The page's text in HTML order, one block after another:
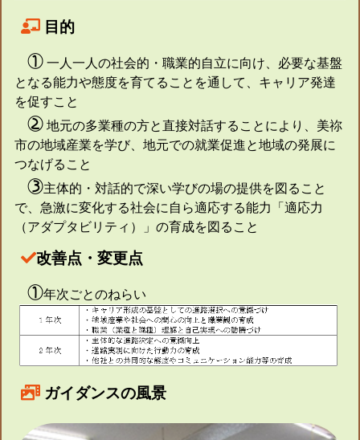
目的
① 一人一人の社会的・職業的自立に向け、必要な基盤
となる能力や態度を育てることを通して、キャリア発達
を促すこと
② 地元の多業種の方と直接対話することにより、美祢
市の地域産業を学び、地元での就業促進と地域の発展に
つなげること
③主体的・対話的で深い学びの場の提供を図ること
で、急激に変化する社会に自ら適応する能力「適応力
（アダプタビリティ）」の育成を図ること
改善点・変更点
①年次ごとのねらい
ガイダンスの風景